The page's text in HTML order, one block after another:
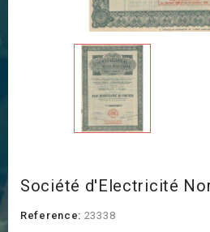
Société d'Electricité
Reference: 23338